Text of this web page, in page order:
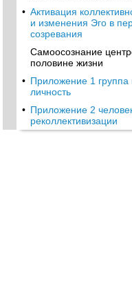
• Активация
и изменения Эго в
созревания
Самоосознание
половине жизни
• Приложение 1
личность
• Приложение 2
реколлективизации